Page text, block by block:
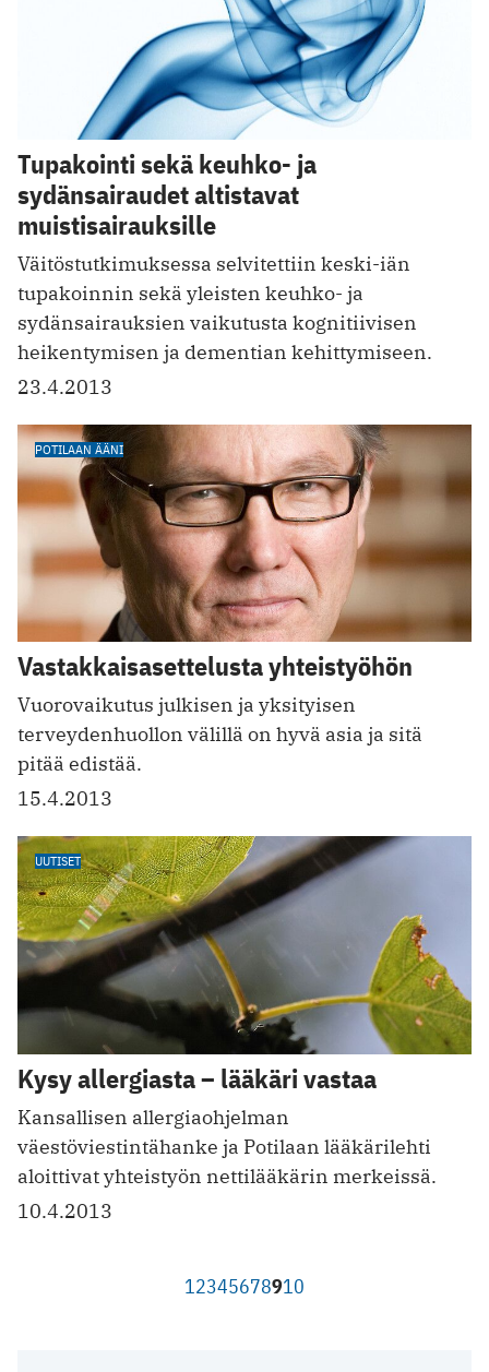
Tupakointi sekä keuhko- ja
sydänsairaudet altistavat
muistisairauksille
Väitöstutkimuksessa selvitettiin keski-iän
tupakoinnin sekä yleisten keuhko- ja
sydänsairauksien vaikutusta kognitiivisen
heikentymisen ja dementian kehittymiseen.
23.4.2013
POTILAAN ÄÄNI
Vastakkaisasettelusta yhteistyöhön
Vuorovaikutus julkisen ja yksityisen
terveydenhuollon välillä on hyvä asia ja sitä
pitää edistää.
15.4.2013
UUTISET
Kysy allergiasta – lääkäri vastaa
Kansallisen allergiaohjelman
väestöviestintähanke ja Potilaan lääkärilehti
aloittivat yhteistyön nettilääkärin merkeissä.
10.4.2013
12345678910